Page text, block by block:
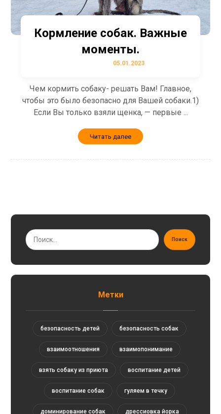
Кормление собак. Важные
моменты.
05.01.2023
Чем кормить собаку- решать Вам! Главное,
чтобы это было безопасно для Вашей собаки.1)
Если Вы только взяли щенка, — первые ...
Читать далее
Поиск
Метки
безопасность детей безопасность собак
взаимоотношения взаимопонимание
взять собаку из приюта воспитание детей
воспитание собак гуляем в течку
доминирование собак дрессиовка йорка